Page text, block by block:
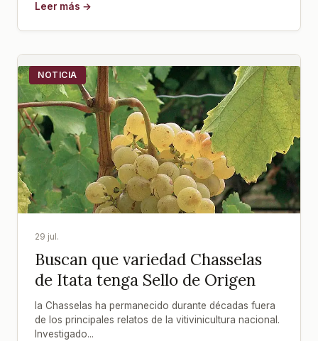
Leer más →
NOTICIA
29 jul.
Buscan que variedad Chasselas
de Itata tenga Sello de Origen
la Chasselas ha permanecido durante décadas fuera
de los principales relatos de la vitivinicultura nacional.
Investigado...